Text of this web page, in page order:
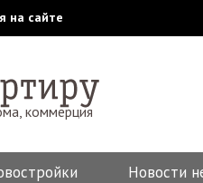
на сайте
коммерция
Новости